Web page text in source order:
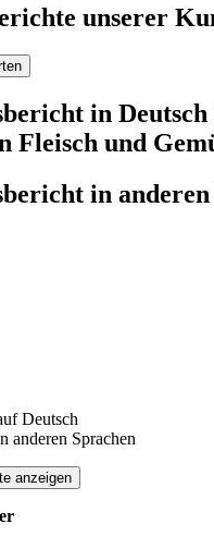
unserer
in
Fleisch und
in anderen
Deutsch
anderen Sprachen
anzeigen